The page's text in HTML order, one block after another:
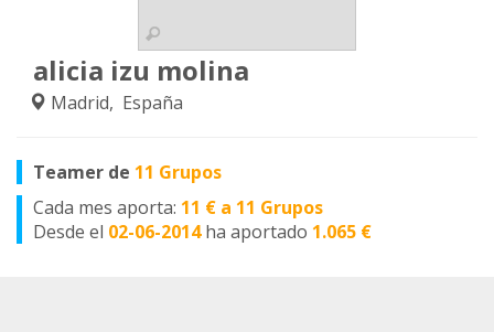
alicia izu molina
Madrid, España
Teamer de 11 Grupos
Cada mes aporta: 11 € a 11 Grupos
Desde el 02-06-2014 ha aportado 1.065 €